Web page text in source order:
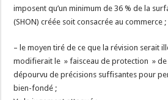
imposent qu’un minimum de 36 % de la
(SHON) créée soit consacrée au commerce ;
– le moyen tiré de ce que la révision serait
modifierait le » faisceau de protection » de
dépourvu de précisions suffisantes pour
bien-fondé ;